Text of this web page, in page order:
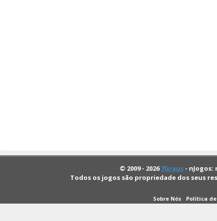
© 2009 - 20267Graus -
Todos os jogos são propriedade dos seus
Sobre Nós Política